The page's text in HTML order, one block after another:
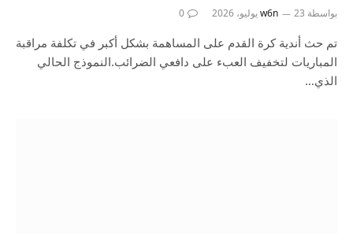
بواسطة w6n 23 يوليو، 2026 0
تم حث أندية كرة القدم على المساهمة بشكل أكبر في تكلفة مراقبة
المباريات لتخفيف العبء على دافعي الضرائب.النموذج الحالي
الذي…